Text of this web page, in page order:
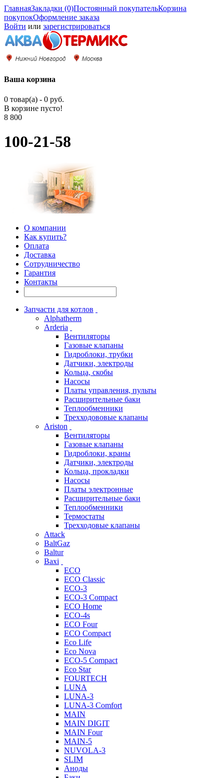
ГлавнаяЗакладки (0)Постоянный покупательКорзина
покупокОформление заказа
Войти или зарегистрироваться
Ваша корзина
0 товар(а) - 0 руб.
В корзине пусто!
8 800
100-21-58
О компании
Как купить?
Оплата
Доставка
Сотрудничество
Гарантия
Контакты
Запчасти для котлов
Alphatherm
Arderia
Вентиляторы
Газовые клапаны
Гидроблоки, трубки
Датчики, электроды
Кольца, скобы
Насосы
Платы управления, пульты
Расширительные баки
Теплообменники
Трехходововые клапаны
Ariston
Вентиляторы
Газовые клапаны
Гидроблоки, краны
Датчики, электроды
Кольца, прокладки
Насосы
Платы электронные
Расширительные баки
Теплообменники
Термостаты
Трехходовые клапаны
Attack
BaltGaz
Baltur
Baxi
ECO
ECO Classic
ECO-3
ECO-3 Compact
ECO Home
ECO-4s
ECO Four
ECO Compact
Eco Life
Eco Nova
ECO-5 Compact
Eco Star
FOURTECH
LUNA
LUNA-3
LUNA-3 Comfort
MAIN
MAIN DIGIT
MAIN Four
MAIN-5
NUVOLA-3
SLIM
Аноды